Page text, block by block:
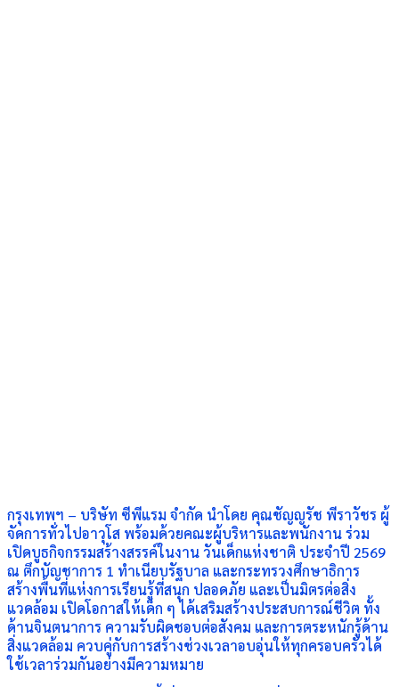
กรุงเทพฯ – บริษัท ซีพีแรม จำกัด นำโดย คุณชัญญรัช พีราวัชร ผู้
จัดการทั่วไปอาวุโส พร้อมด้วยคณะผู้บริหารและพนักงาน ร่วม
เปิดบูธกิจกรรมสร้างสรรค์ในงาน วันเด็กแห่งชาติ ประจำปี 2569
ณ ตึกบัญชาการ 1 ทำเนียบรัฐบาล และกระทรวงศึกษาธิการ
สร้างพื้นที่แห่งการเรียนรู้ที่สนุก ปลอดภัย และเป็นมิตรต่อสิ่ง
แวดล้อม เปิดโอกาสให้เด็ก ๆ ได้เสริมสร้างประสบการณ์ชีวิต ทั้ง
ด้านจินตนาการ ความรับผิดชอบต่อสังคม และการตระหนักรู้ด้าน
สิ่งแวดล้อม ควบคู่กับการสร้างช่วงเวลาอบอุ่นให้ทุกครอบครัวได้
ใช้เวลาร่วมกันอย่างมีความหมาย